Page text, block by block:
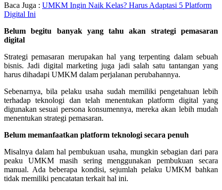
Baca Juga : UMKM Ingin Naik Kelas? Harus Adaptasi 5 Platform
Digital Ini
Belum begitu banyak yang tahu akan strategi pemasaran
digital
Strategi pemasaran merupakan hal yang terpenting dalam sebuah
bisnis. Jadi digital marketing juga jadi salah satu tantangan yang
harus dihadapi UMKM dalam perjalanan perubahannya.
Sebenarnya, bila pelaku usaha sudah memiliki pengetahuan lebih
terhadap teknologi dan telah menentukan platform digital yang
digunakan sesuai persona konsumennya, mereka akan lebih mudah
menentukan strategi pemasaran.
Belum memanfaatkan platform teknologi secara penuh
Misalnya dalam hal pembukuan usaha, mungkin sebagian dari para
peaku UMKM masih sering menggunakan pembukuan secara
manual. Ada beberapa kondisi, sejumlah pelaku UMKM bahkan
tidak memiliki pencatatan terkait hal ini.